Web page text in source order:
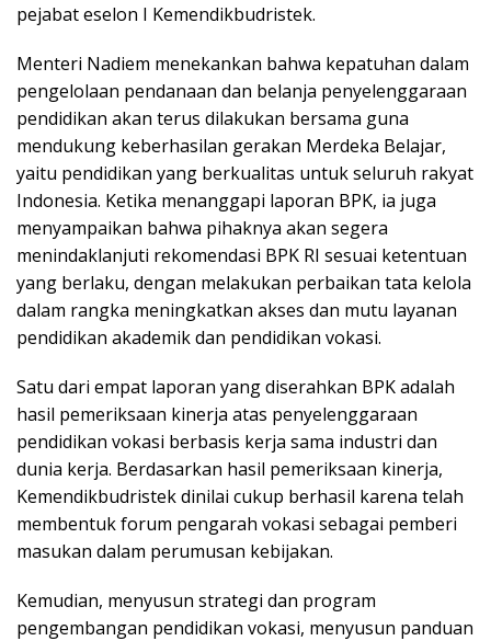
pejabat eselon I Kemendikbudristek.
Menteri Nadiem menekankan bahwa kepatuhan dalam
pengelolaan pendanaan dan belanja penyelenggaraan
pendidikan akan terus dilakukan bersama guna
mendukung keberhasilan gerakan Merdeka Belajar,
yaitu pendidikan yang berkualitas untuk seluruh rakyat
Indonesia. Ketika menanggapi laporan BPK, ia juga
menyampaikan bahwa pihaknya akan segera
menindaklanjuti rekomendasi BPK RI sesuai ketentuan
yang berlaku, dengan melakukan perbaikan tata kelola
dalam rangka meningkatkan akses dan mutu layanan
pendidikan akademik dan pendidikan vokasi.
Satu dari empat laporan yang diserahkan BPK adalah
hasil pemeriksaan kinerja atas penyelenggaraan
pendidikan vokasi berbasis kerja sama industri dan
dunia kerja. Berdasarkan hasil pemeriksaan kinerja,
Kemendikbudristek dinilai cukup berhasil karena telah
membentuk forum pengarah vokasi sebagai pemberi
masukan dalam perumusan kebijakan.
Kemudian, menyusun strategi dan program
pengembangan pendidikan vokasi, menyusun panduan